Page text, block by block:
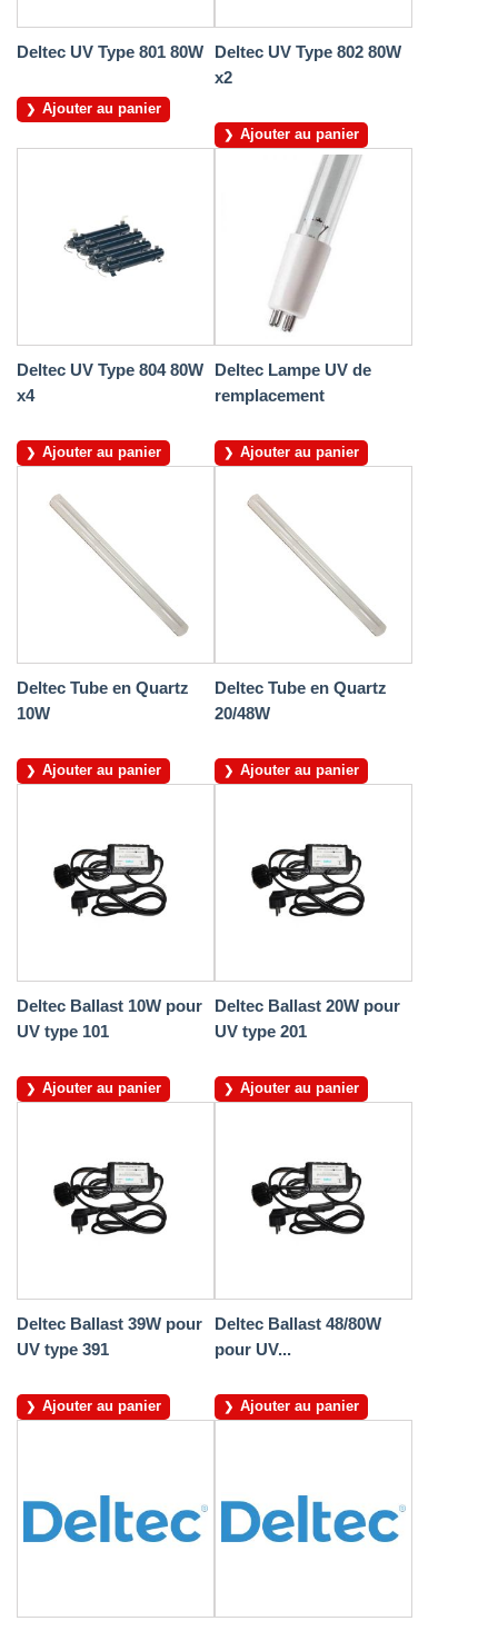
Deltec UV Type 801 80W
Ajouter au panier
Deltec UV Type 802 80W
x2
Ajouter au panier
Deltec UV Type 804 80W
x4
Ajouter au panier
Deltec Lampe UV de
remplacement
Ajouter au panier
Deltec Tube en Quartz
10W
Ajouter au panier
Deltec Tube en Quartz
20/48W
Ajouter au panier
Deltec Ballast 10W pour
UV type 101
Ajouter au panier
Deltec Ballast 20W pour
UV type 201
Ajouter au panier
Deltec Ballast 39W pour
UV type 391
Ajouter au panier
Deltec Ballast 48/80W
pour UV...
Ajouter au panier